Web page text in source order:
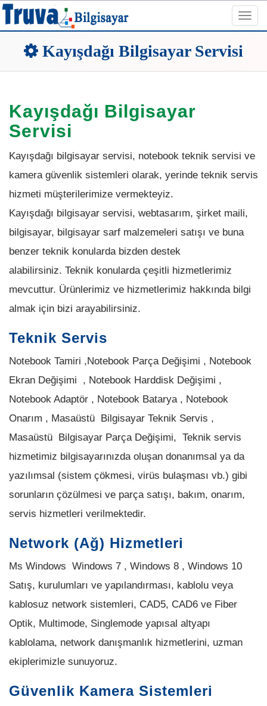
Kayışdağı Bilgisayar Servisi
Kayışdağı Bilgisayar
Servisi
Kayışdağı bilgisayar servisi, notebook teknik servisi ve
kamera güvenlik sistemleri olarak, yerinde teknik servis
hizmeti müşterilerimize vermekteyiz.
Kayışdağı bilgisayar servisi, webtasarım, şirket maili,
bilgisayar, bilgisayar sarf malzemeleri satışı ve buna
benzer teknik konularda bizden destek
alabilirsiniz. Teknik konularda çeşitli hizmetlerimiz
mevcuttur. Ürünlerimiz ve hizmetlerimiz hakkında bilgi
almak için bizi arayabilirsiniz.
Teknik Servis
Notebook Tamiri ,Notebook Parça Değişimi , Notebook
Ekran Değişimi , Notebook Harddisk Değişimi ,
Notebook Adaptör , Notebook Batarya , Notebook
Onarım , Masaüstü Bilgisayar Teknik Servis ,
Masaüstü Bilgisayar Parça Değişimi, Teknik servis
hizmetimiz bilgisayarınızda oluşan donanımsal ya da
yazılımsal (sistem çökmesi, virüs bulaşması vb.) gibi
sorunların çözülmesi ve parça satışı, bakım, onarım,
servis hizmetleri verilmektedir.
Network (Ağ) Hizmetleri
Ms Windows Windows 7 , Windows 8 , Windows 10
Satış, kurulumları ve yapılandırması, kablolu veya
kablosuz network sistemleri, CAD5, CAD6 ve Fiber
Optik, Multimode, Singlemode yapısal altyapı
kablolama, network danışmanlık hizmetlerini, uzman
ekiplerimizle sunuyoruz.
Güvenlik Kamera Sistemleri